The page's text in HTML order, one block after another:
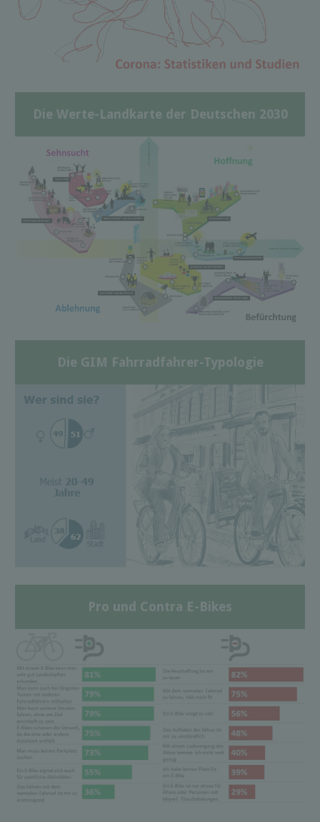
Die Werte-Landkarte der Deutschen 2030
Die GIM Fahrradfahrer-Typologie
Pro und Contra E-Bikes